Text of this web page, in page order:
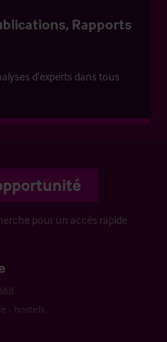
Rapports
d’experts dans tous
pour un accès rapide
- hostels